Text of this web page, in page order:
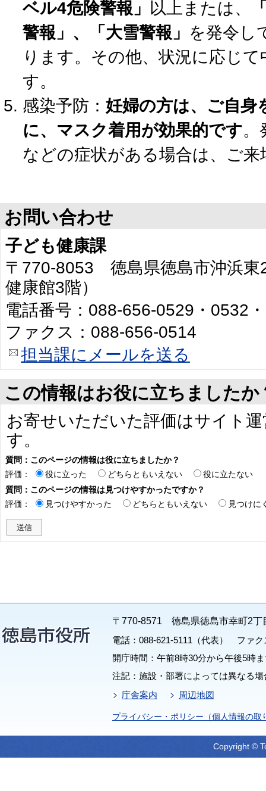
ベル4危険警報」 以上または、
警報」、「大雪警報」 を発令し
ります。その他、状況に応じ
す。
感染予防： 妊婦の方は、ご自身
に、マスク着用が効果的です。
などの症状がある場合は、ご
お問い合わせ
子ども健康課
〒770-8053 徳島県徳島市沖浜東
健康館3階）
電話番号：088-656-0529・0532
ファクス：088-656-0514
担当課にメールを送る
この情報はお役に立ちましたか
お寄せいただいた評価はサイト
す。
質問：このページの情報は役に立ちましたか？
評価：
役に立った どちらともいえない
役に立たない
質問：このページの情報は見つけやすかったですか？
評価：
見つけやすかった どちらともいえない 見つけに
〒770-8571 徳島県徳島市幸町2丁
電話：088-621-5111（代表） ファク
開庁時間：午前8時30分から午後5時
注記：施設・部署によっては異なる
庁舎案内
周辺地図
プライバシー・ポリシー（個人情報の取
Copyright ©